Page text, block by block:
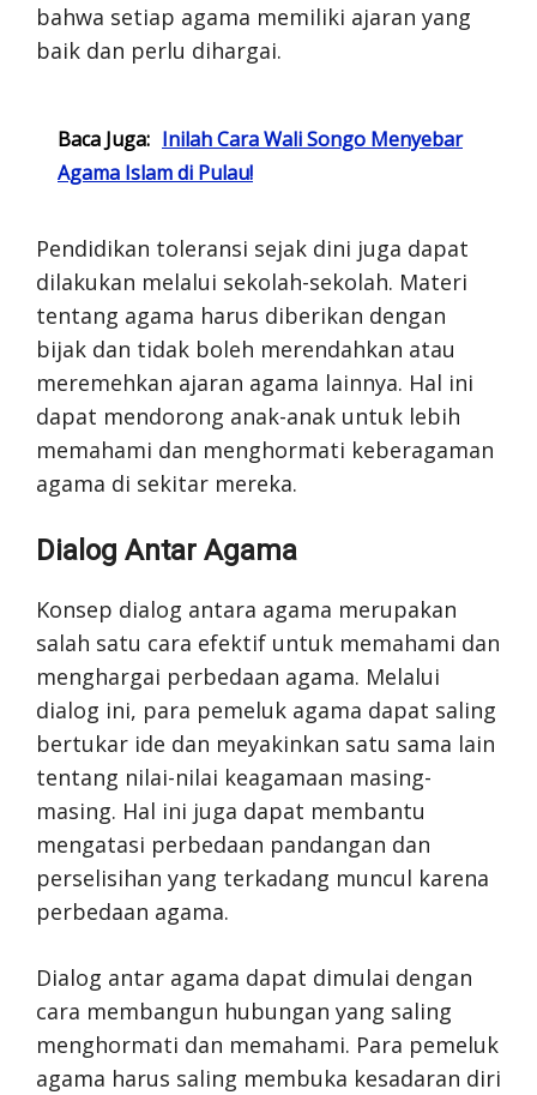
bahwa setiap agama memiliki ajaran yang
baik dan perlu dihargai.
Baca Juga: Inilah Cara Wali Songo Menyebar
Agama Islam di Pulau!
Pendidikan toleransi sejak dini juga dapat
dilakukan melalui sekolah-sekolah. Materi
tentang agama harus diberikan dengan
bijak dan tidak boleh merendahkan atau
meremehkan ajaran agama lainnya. Hal ini
dapat mendorong anak-anak untuk lebih
memahami dan menghormati keberagaman
agama di sekitar mereka.
Dialog Antar Agama
Konsep dialog antara agama merupakan
salah satu cara efektif untuk memahami dan
menghargai perbedaan agama. Melalui
dialog ini, para pemeluk agama dapat saling
bertukar ide dan meyakinkan satu sama lain
tentang nilai-nilai keagamaan masing-
masing. Hal ini juga dapat membantu
mengatasi perbedaan pandangan dan
perselisihan yang terkadang muncul karena
perbedaan agama.
Dialog antar agama dapat dimulai dengan
cara membangun hubungan yang saling
menghormati dan memahami. Para pemeluk
agama harus saling membuka kesadaran diri